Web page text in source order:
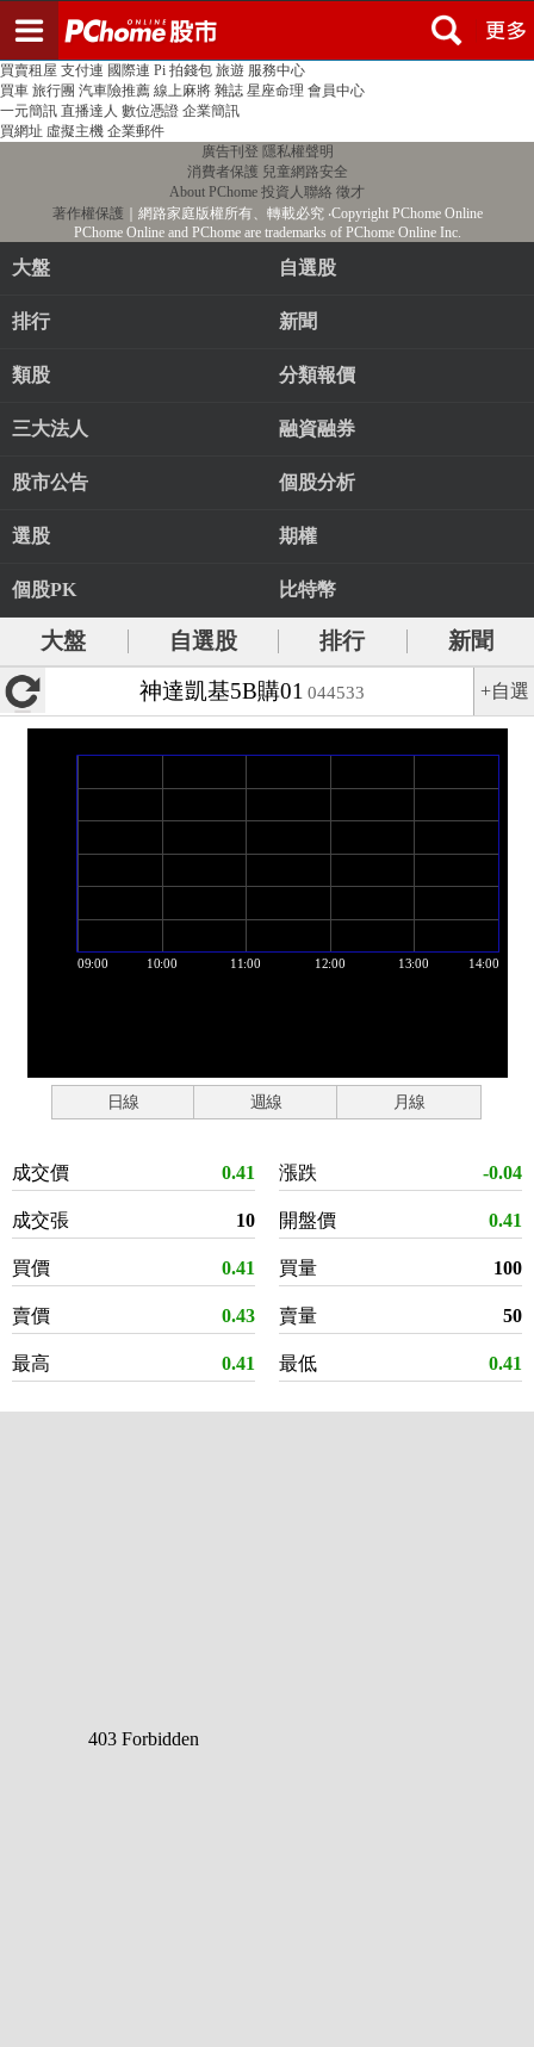
PChome首頁 線上購物 24h購物 書店
買賣租屋 支付連 國際連 Pi 拍錢包 旅遊 服務中心
買車 旅行團 汽車險推薦 線上麻將 雜誌 星座命理 會員中心
一元簡訊 直播達人 數位憑證 企業簡訊
買網址 虛擬主機 企業郵件
廣告刊登 隱私權聲明
消費者保護 兒童網路安全
About PChome 投資人聯絡 徵才
著作權保護 ｜網路家庭版權所有、轉載必究‧Copyright PChome Online
PChome Online and PChome are trademarks of PChome Online Inc.
大盤 自選股
排行 新聞
類股 分類報價
三大法人 融資融券
股市公告 個股分析
選股 期權
個股PK 比特幣
大盤 自選股 排行
新聞
神達凱基5B購01 044533 +自選
日線 週線 月線
成交價 0.41
成交張 10
買價 0.41
賣價 0.43
最高 0.41
漲跌 -0.04
開盤價 0.41
買量 100
賣量 50
最低 0.41